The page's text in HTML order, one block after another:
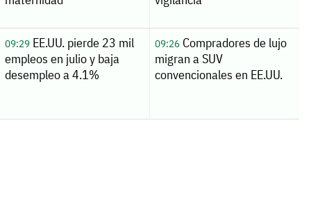
09:29EE.UU. pierde 23 mil
empleos en julio y baja
desempleo a 4.1%
09:26Compradores de lujo
migran a SUV
convencionales en EE.UU.